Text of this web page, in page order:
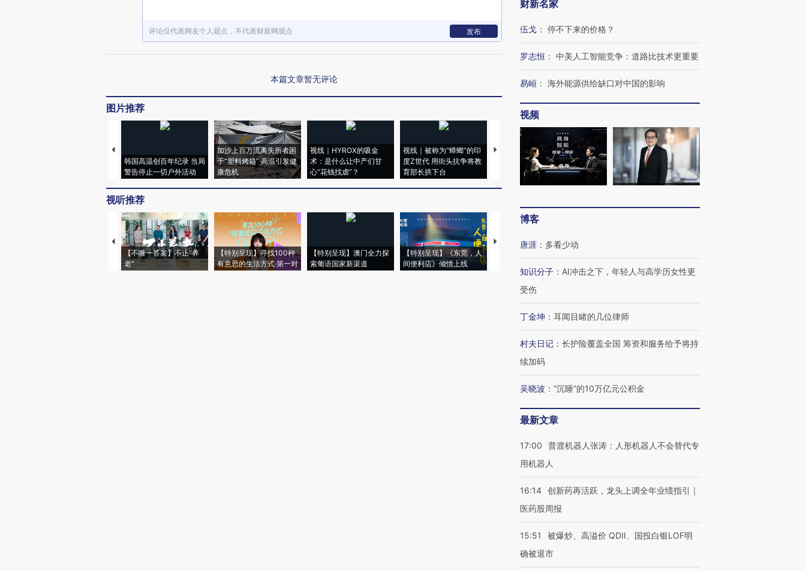
评论仅代表网友个人观点，不代表财新网观点 发布
本篇文章暂无评论
图片推荐
韩国高温创百年纪录 当局
警告停止一切户外活动
加沙上百万流离失所者困
于“塑料烤箱” 高温引发健
康危机
视线｜HYROX的吸金
术：是什么让中产们甘
心“花钱找虐”？
视线｜被称为“蟑螂”的印
度Z世代 用街头抗争将教
育部长拱下台
视线｜“入侵”还是“人道危
机”？难民潮撕裂西班牙
飞地休达
湖北宜昌局部短时降雨
128毫米 紧急转移近
4000人
哈尔滨遭遇短时极端强降
雨 3小时累计雨量超80毫
米
视听推荐
【不唯一答案】不止“养
老”
【特别呈现】寻找100种
有意思的生活方式·第一对
【特别呈现】澳门全力探
索葡语国家新渠道
【特别呈现】《东莞，人
间便利店》倾情上线
【推广】走进第四届链博
财新名家
伍戈 ： 停不下来的价格？
罗志恒 ： 中美人工智能竞争：道路比技术更重要
易峘 ： 海外能源供给缺口对中国的影响
视频
博客
唐涯 ： 多看少动
知识分子 ： AI冲击之下，年轻人与高学历女性更
受伤
丁金坤 ： 耳闻目睹的几位律师
村夫日记 ： 长护险覆盖全国 筹资和服务给予将持
续加码
吴晓波 ： “沉睡”的10万亿元公积金
最新文章
17:00
普渡机器人张涛：人形机器人不会替代专
用机器人
16:14 创新药再活跃，龙头上调全年业绩指引｜
医药股周报
15:51
被爆炒、高溢价 QDII、国投白银LOF明
确被退市